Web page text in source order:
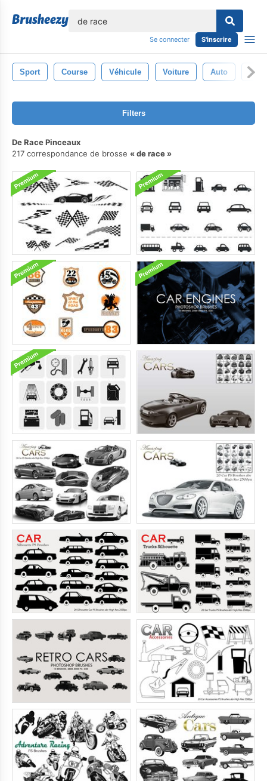
Se connecter S'inscrire
Sport Course Véhicule Voiture Auto
Filters
De Race Pinceaux
217 correspondance de brosse
de race